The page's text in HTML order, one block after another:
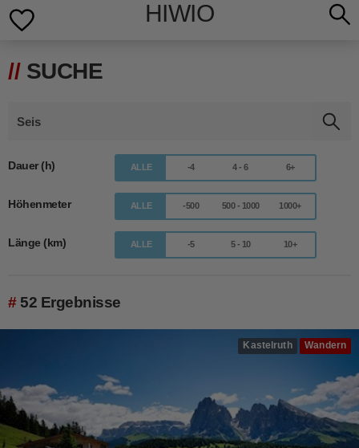
HIWIO
SUCHE
Dauer (h) ALLE -4 4 - 6 6+
Höhenmeter ALLE -500 500 - 1000 1000+
Länge (km) ALLE -5 5 - 10 10+
52 Ergebnisse
Kastelruth Wandern